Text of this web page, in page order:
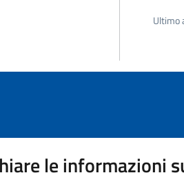
Ultimo
le informazioni